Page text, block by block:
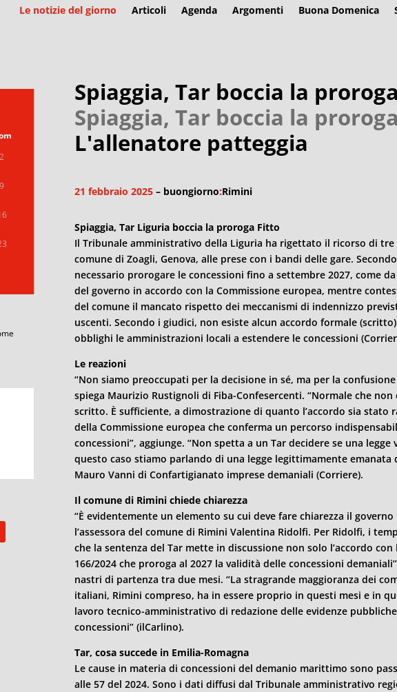
Le notizie del giorno Articoli Agenda Argomenti Buona Domenica
2
9
Spiaggia, Tar boccia la
Spiaggia, Tar boccia la
L'allenatore patteggia
21 febbraio 2025 – buongiorno:Rimini
Spiaggia, Tar Liguria boccia la proroga Fitto
Il Tribunale amministrativo della Liguria ha rigettato il ricorso di
comune di Zoagli, Genova, alle prese con i bandi delle gare.
necessario prorogare le concessioni fino a settembre 2027, come
del governo in accordo con la Commissione europea, mentre
del comune il mancato rispetto dei meccanismi di indennizzo
uscenti. Secondo i giudici, non esiste alcun accordo formale
obblighi le amministrazioni locali a estendere le concessioni
Le reazioni
“Non siamo preoccupati per la decisione in sé, ma per la
spiega Maurizio Rustignoli di Fiba-Confesercenti. “Normale che non
scritto. È sufficiente, a dimostrazione di quanto l’accordo sia stato
della Commissione europea che conferma un percorso
concessioni”, aggiunge. “Non spetta a un Tar decidere se una
questo caso stiamo parlando di una legge legittimamente emanata
Mauro Vanni di Confartigianato imprese demaniali (Corriere).
Il comune di Rimini chiede chiarezza
“È evidentemente un elemento su cui deve fare chiarezza il
l’assessora del comune di Rimini Valentina Ridolfi. Per Ridolfi, i
che la sentenza del Tar mette in discussione non solo l’accordo con
166/2024 che proroga al 2027 la validità delle concessioni
nastri di partenza tra due mesi. “La stragrande maggioranza dei
italiani, Rimini compreso, ha in essere proprio in questi mesi e in
lavoro tecnico-amministrativo di redazione delle evidenze
concessioni” (ilCarlino).
Tar, cosa succede in Emilia-Romagna
Le cause in materia di concessioni del demanio marittimo sono
alle 57 del 2024. Sono i dati diffusi dal Tribunale amministrativo